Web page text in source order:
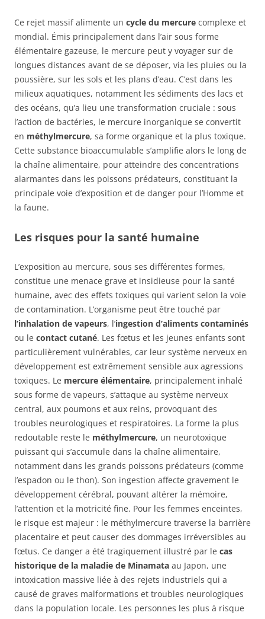
Ce rejet massif alimente un cycle du mercure complexe et
mondial. Émis principalement dans l’air sous forme
élémentaire gazeuse, le mercure peut y voyager sur de
longues distances avant de se déposer, via les pluies ou la
poussière, sur les sols et les plans d’eau. C’est dans les
milieux aquatiques, notamment les sédiments des lacs et
des océans, qu’a lieu une transformation cruciale : sous
l’action de bactéries, le mercure inorganique se convertit
en méthylmercure, sa forme organique et la plus toxique.
Cette substance bioaccumulable s’amplifie alors le long de
la chaîne alimentaire, pour atteindre des concentrations
alarmantes dans les poissons prédateurs, constituant la
principale voie d’exposition et de danger pour l’Homme et
la faune.
Les risques pour la santé humaine
L’exposition au mercure, sous ses différentes formes,
constitue une menace grave et insidieuse pour la santé
humaine, avec des effets toxiques qui varient selon la voie
de contamination. L’organisme peut être touché par
l’inhalation de vapeurs, l’ingestion d’aliments contaminés
ou le contact cutané. Les fœtus et les jeunes enfants sont
particulièrement vulnérables, car leur système nerveux en
développement est extrêmement sensible aux agressions
toxiques. Le mercure élémentaire, principalement inhalé
sous forme de vapeurs, s’attaque au système nerveux
central, aux poumons et aux reins, provoquant des
troubles neurologiques et respiratoires. La forme la plus
redoutable reste le méthylmercure, un neurotoxique
puissant qui s’accumule dans la chaîne alimentaire,
notamment dans les grands poissons prédateurs (comme
l’espadon ou le thon). Son ingestion affecte gravement le
développement cérébral, pouvant altérer la mémoire,
l’attention et la motricité fine. Pour les femmes enceintes,
le risque est majeur : le méthylmercure traverse la barrière
placentaire et peut causer des dommages irréversibles au
fœtus. Ce danger a été tragiquement illustré par le cas
historique de la maladie de Minamata au Japon, une
intoxication massive liée à des rejets industriels qui a
causé de graves malformations et troubles neurologiques
dans la population locale. Les personnes les plus à risque